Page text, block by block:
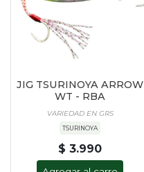
JIG TSURINOYA ARROW
WT - RBA
VARIEDAD EN GRS
TSURINOYA
$ 3.990